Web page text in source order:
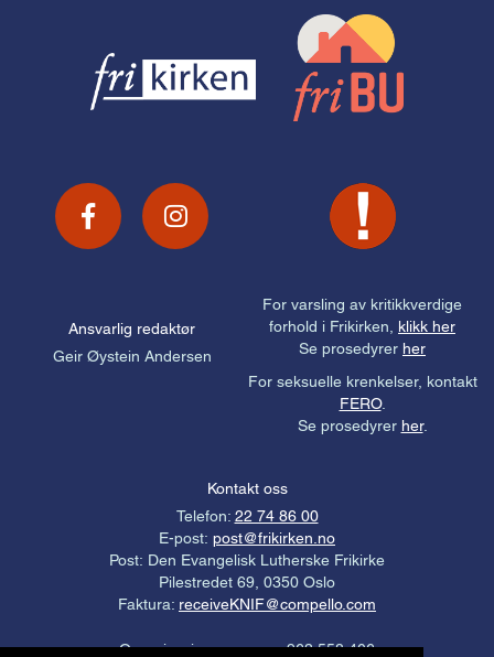
Kontakt oss
Telefon: 22 74 86 00
E-post: post@frikirken.no
Post: Den Evangelisk Lutherske Frikirke
Pilestredet 69, 0350 Oslo
Faktura: receiveKNIF@compello.com
Organisasjonsnummer: 963 558 406
Ansvarlig redaktør
Geir Øystein Andersen
For varsling av kritikkverdige
forhold i Frikirken, klikk her
Se prosedyrer her
For seksuelle krenkelser, kontakt
FERO.
Se prosedyrer her.